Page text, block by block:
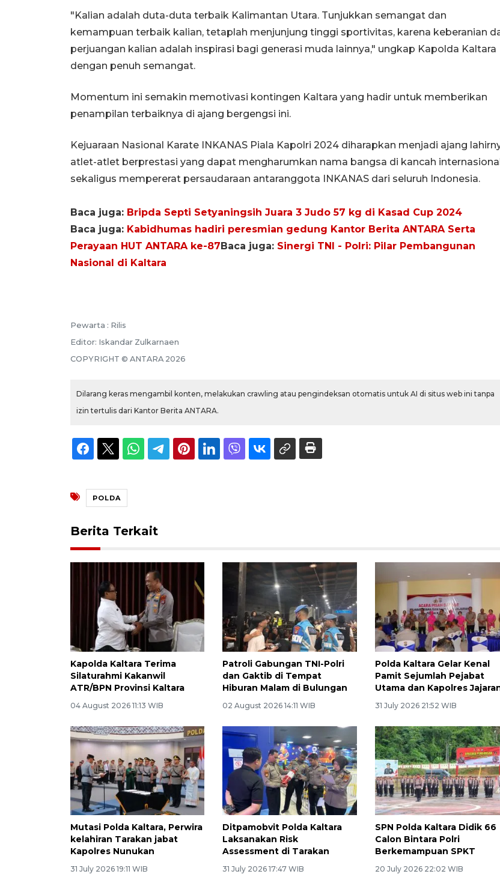
"Kalian adalah duta-duta terbaik Kalimantan Utara. Tunjukkan semangat dan
kemampuan terbaik kalian, tetaplah menjunjung tinggi sportivitas, karena keberanian
perjuangan kalian adalah inspirasi bagi generasi muda lainnya," ungkap Kapolda Kaltara
dengan penuh semangat.
Momentum ini semakin memotivasi kontingen Kaltara yang hadir untuk memberikan
penampilan terbaiknya di ajang bergengsi ini.
Kejuaraan Nasional Karate INKANAS Piala Kapolri 2024 diharapkan menjadi ajang
atlet-atlet berprestasi yang dapat mengharumkan nama bangsa di kancah
sekaligus mempererat persaudaraan antaranggota INKANAS dari seluruh Indonesia.
Baca juga: Bripda Septi Setyaningsih Juara 3 Judo 57 kg di Kasad Cup 2024
Baca juga: Kabidhumas hadiri peresmian gedung Kantor Berita ANTARA Serta
Perayaan HUT ANTARA ke-87Baca juga: Sinergi TNI - Polri: Pilar Pembangunan
Nasional di Kaltara
Pewarta : Rilis
Editor: Iskandar Zulkarnaen
COPYRIGHT © ANTARA 2026
Dilarang keras mengambil konten, melakukan crawling atau pengindeksan otomatis untuk AI di situs web ini tanpa
izin tertulis dari Kantor Berita ANTARA.
POLDA
Berita Terkait
Kapolda Kaltara Terima
Silaturahmi Kakanwil
ATR/BPN Provinsi Kaltara
04 August 2026 11:13 WIB
Patroli Gabungan TNI-Polri
dan Gaktib di Tempat
Hiburan Malam di Bulungan
02 August 2026 14:11 WIB
Polda Kaltara Gelar Kenal
Pamit Sejumlah Pejabat
Utama dan Kapolres
31 July 2026 21:52 WIB
Mutasi Polda Kaltara, Perwira
kelahiran Tarakan jabat
Kapolres Nunukan
31 July 2026 19:11 WIB
Ditpamobvit Polda Kaltara
Laksanakan Risk
Assessment di Tarakan
31 July 2026 17:47 WIB
SPN Polda Kaltara Didik 66
Calon Bintara Polri
Berkemampuan SPKT
20 July 2026 22:02 WIB
32 balpres pakaian bekas
dimusnahkan di Markas
Tarakan